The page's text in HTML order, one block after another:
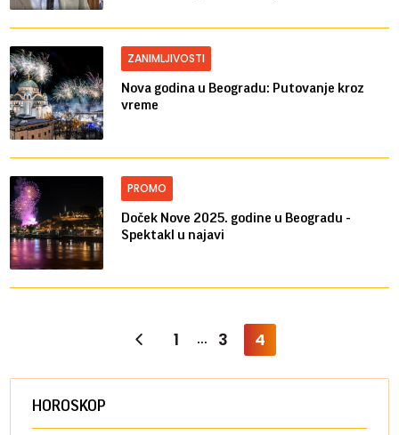
ZANIMLJIVOSTI
Nova godina u Beogradu: Putovanje kroz
vreme
PROMO
Doček Nove 2025. godine u Beogradu -
Spektakl u najavi
1 ... 3 4
HOROSKOP